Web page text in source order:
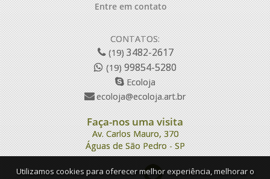
Entre em contato
CONTATOS:
(19)3482-2617
(19)99854-5280
Ecoloja
ecoloja@ecoloja.art.br
Faça-nos uma visita
Av. Carlos Mauro, 370
Águas de São Pedro - SP
Utilizamos cookies para oferecer melhor experiência, melhorar o